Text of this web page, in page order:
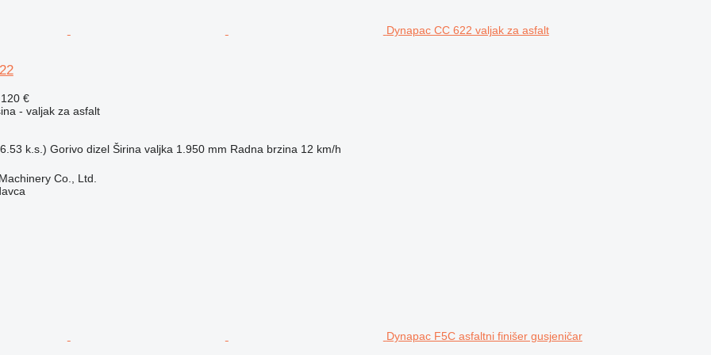
Dynapac CC 622 valjak za asfalt
€
- valjak za asfalt
k.s.) Gorivo dizel Širina valjka 1.950 mm Radna brzina 12 km/h
Co., Ltd.
Dynapac F5C asfaltni finišer gusjeničar